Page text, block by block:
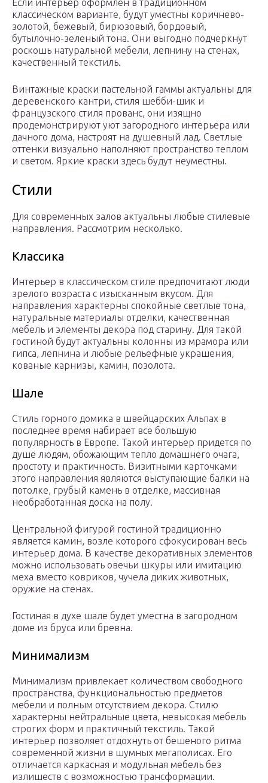
Если интерьер оформлен в традиционном
классическом варианте, будут уместны коричнево-
золотой, бежевый, бирюзовый, бордовый,
бутылочно-зеленый тона. Они выгодно подчеркнут
роскошь натуральной мебели, лепнину на стенах,
качественный текстиль.
Винтажные краски пастельной гаммы актуальны для
деревенского кантри, стиля шебби-шик и
французского стиля прованс, они изящно
продемонстрируют уют загородного интерьера или
дачного дома, настроят на душевный лад. Светлые
оттенки визуально наполняют пространство теплом
и светом. Яркие краски здесь будут неуместны.
Стили
Для современных залов актуальны любые стилевые
направления. Рассмотрим несколько.
Классика
Интерьер в классическом стиле предпочитают люди
зрелого возраста с изысканным вкусом. Для
направления характерны спокойные светлые тона,
натуральные материалы отделки, качественная
мебель и элементы декора под старину. Для такой
гостиной будут актуальны колонны из мрамора или
гипса, лепнина и любые рельефные украшения,
кованые карнизы, камин, позолота.
Шале
Стиль горного домика в швейцарских Альпах в
последнее время набирает все большую
популярность в Европе. Такой интерьер придется по
душе людям, обожающим тепло домашнего очага,
простоту и практичность. Визитными карточками
этого направления являются выступающие балки на
потолке, грубый камень в отделке, массивная
необработанная доска на полу.
Центральной фигурой гостиной традиционно
является камин, возле которого сфокусирован весь
интерьер дома. В качестве декоративных элементов
можно использовать овечьи шкуры или имитацию
меха вместо ковриков, чучела диких животных,
оружие на стенах.
Гостиная в духе шале будет уместна в загородном
доме из бруса или бревна.
Минимализм
Минимализм привлекает количеством свободного
пространства, функциональностью предметов
мебели и полным отсутствием декора. Стилю
характерны нейтральные цвета, невысокая мебель
строгих форм и практичный текстиль. Такой
интерьер позволяет отдохнуть от бешеного ритма
современной жизни в шумных мегаполисах. Его
отличается каркасная и модульная мебель без
излишеств с возможностью трансформации.